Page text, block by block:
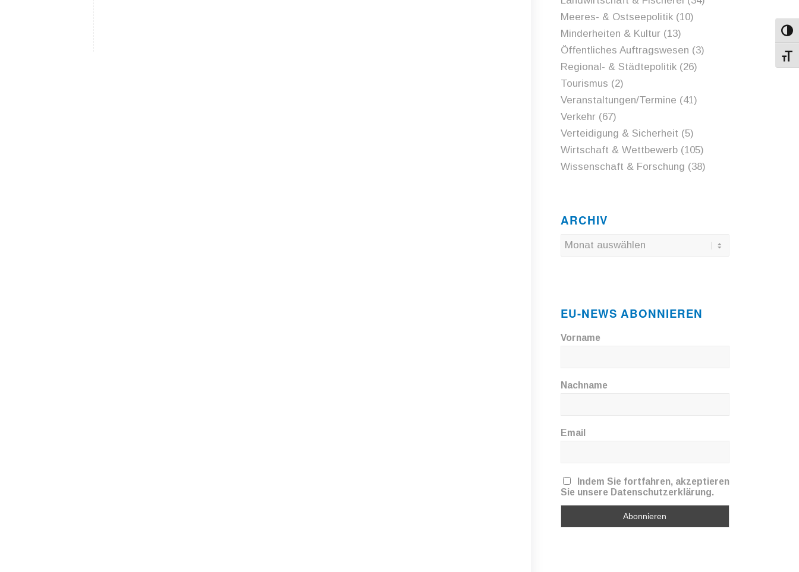
Meeres- & Ostseepolitik(10)
Minderheiten & Kultur(13)
Öffentliches Auftragswesen (3)
Regional- & Städtepolitik(26)
Tourismus (2)
Veranstaltungen/Termine (41)
Verkehr(67)
Verteidigung & Sicherheit (5)
Wirtschaft & Wettbewerb(105)
Wissenschaft & Forschung (38)
ARCHIV
EU-NEWS ABONNIEREN
Vorname
Nachname
Email
Indem Sie fortfahren, akzeptieren
Sie unsere Datenschutzerklärung.